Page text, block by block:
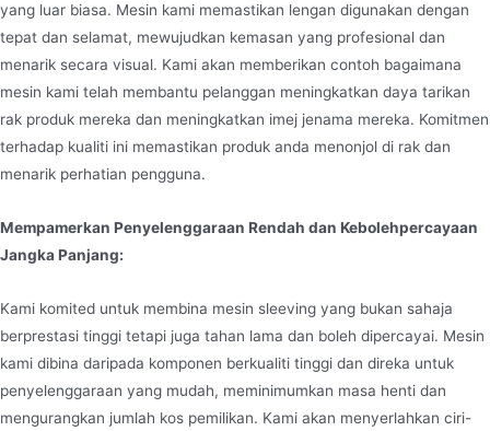
yang luar biasa. Mesin kami memastikan lengan digunakan dengan
tepat dan selamat, mewujudkan kemasan yang profesional dan
menarik secara visual. Kami akan memberikan contoh bagaimana
mesin kami telah membantu pelanggan meningkatkan daya tarikan
rak produk mereka dan meningkatkan imej jenama mereka. Komitmen
terhadap kualiti ini memastikan produk anda menonjol di rak dan
menarik perhatian pengguna.
Mempamerkan Penyelenggaraan Rendah dan Kebolehpercayaan
Jangka Panjang:
Kami komited untuk membina mesin sleeving yang bukan sahaja
berprestasi tinggi tetapi juga tahan lama dan boleh dipercayai. Mesin
kami dibina daripada komponen berkualiti tinggi dan direka untuk
penyelenggaraan yang mudah, meminimumkan masa henti dan
mengurangkan jumlah kos pemilikan. Kami akan menyerlahkan ciri-